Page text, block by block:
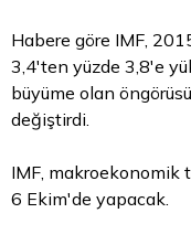
Habere göre IMF,
3,4'ten yüzde 3,8'e
büyüme olan
değiştirdi.
IMF, makroekonomik
6 Ekim'de yapacak.